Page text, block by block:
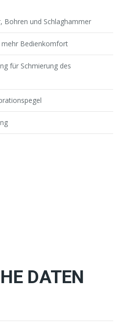
Bohren und Schlaghammer
Bedienkomfort
für Schmierung des
DATEN